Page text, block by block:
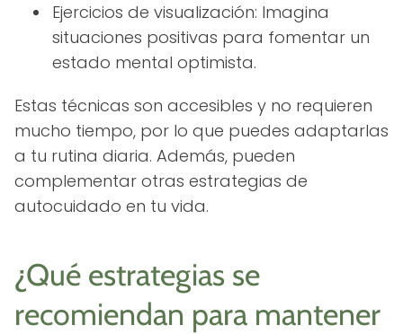
Ejercicios de visualización: Imagina
situaciones positivas para fomentar un
estado mental optimista.
Estas técnicas son accesibles y no requieren
mucho tiempo, por lo que puedes adaptarlas
a tu rutina diaria. Además, pueden
complementar otras estrategias de
autocuidado en tu vida.
¿Qué estrategias se
recomiendan para mantener